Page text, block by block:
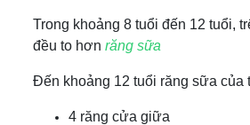
Trong khoảng 8 tuổi đến 12 tuổi,
đều to hơn răng sữa
Đến khoảng 12 tuổi răng sữa của
4 răng cửa giữa